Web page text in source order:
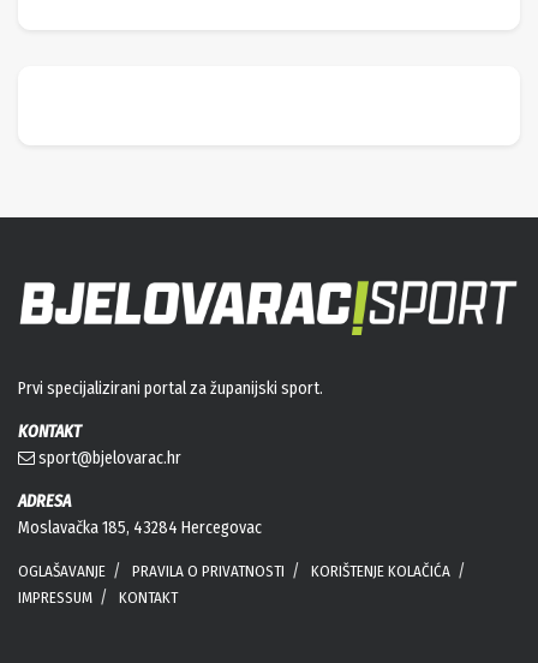
Prvi specijalizirani portal za županijski sport.
KONTAKT
sport@bjelovarac.hr
ADRESA
Moslavačka 185, 43284 Hercegovac
OGLAŠAVANJE PRAVILA O PRIVATNOSTI
KORIŠTENJE KOLAČIĆA
IMPRESSUM
KONTAKT